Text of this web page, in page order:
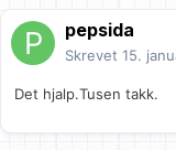
pepsida
Skrevet 15.
Det hjalp.Tusen takk.